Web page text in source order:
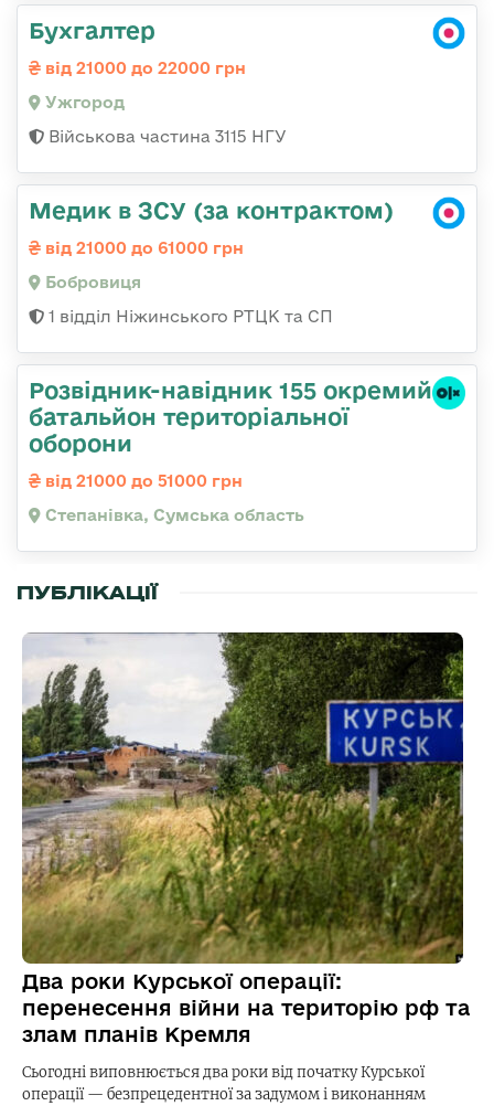
Бухгалтер
від 21000 до 22000 грн
Ужгород
Військова частина 3115 НГУ
Медик в ЗСУ (за контрактом)
від 21000 до 61000 грн
Бобровиця
1 відділ Ніжинського РТЦК та СП
Розвідник-навідник 155 окремий
батальйон територіальної
оборони
від 21000 до 51000 грн
Степанівка, Сумська область
ПУБЛІКАЦІЇ
Два роки Курської операції:
перенесення війни на територію рф та
злам планів Кремля
Сьогодні виповнюється два роки від початку Курської
операції — безпрецедентної за задумом і виконанням